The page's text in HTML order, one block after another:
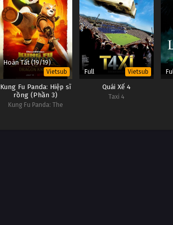
Hoàn Tất (19/19)
Vietsub
Kung Fu Panda: Hiệp sĩ
rồng (Phần 3)
Kung Fu Panda: The
Full Vietsub
Quái Xế 4
Taxi 4